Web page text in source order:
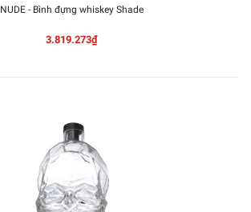
NUDE - Bình đựng whiskey Shade
3.819.273₫